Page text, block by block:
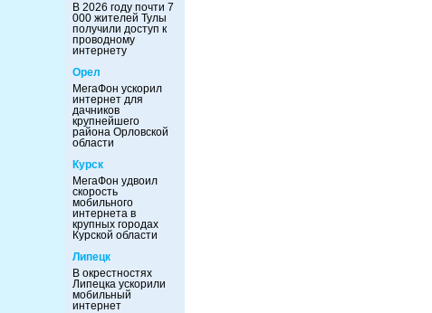
В 2026 году почти 7
000 жителей Тулы
получили доступ к
проводному
интернету
Орел
МегаФон ускорил
интернет для
дачников
крупнейшего
района Орловской
области
Курск
МегаФон удвоил
скорость
мобильного
интернета в
крупных городах
Курской области
Липецк
В окрестностях
Липецка ускорили
мобильный
интернет